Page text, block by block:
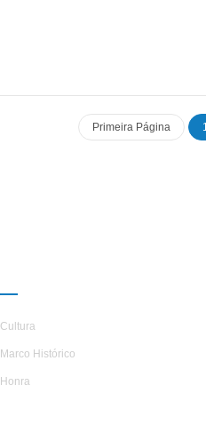
Primeira Página 1
Cultura
Marco Histórico
Honra